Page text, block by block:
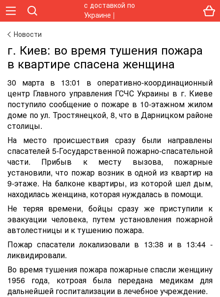
Новости
г. Киев: во время тушения пожара
в квартире спасена женщина
30 марта в 13:01 в оперативно-координационный
центр Главного управления ГСЧС Украины в г. Киеве
поступило сообщение о пожаре в 10-этажном жилом
доме по ул. Тростянецкой, 8, что в Дарницком районе
столицы.
На место происшествия сразу были направлены
спасателей 5-Государственной пожарно-спасательной
части. Прибыв к месту вызова, пожарные
установили, что пожар возник в одной из квартир на
9-этаже. На балконе квартиры, из которой шел дым,
находилась женщина, которая нуждалась в помощи.
Не теряя времени, бойцы сразу же приступили к
эвакуации человека, путем установления пожарной
автолестницы и к тушению пожара.
Пожар спасатели локализовали в 13:38 и в 13:44 -
ликвидировали.
Во время тушения пожара пожарные спасли женщину
1956 года, котроая была передана медикам для
дальнейшей госпитализации в лечебное учреждение.